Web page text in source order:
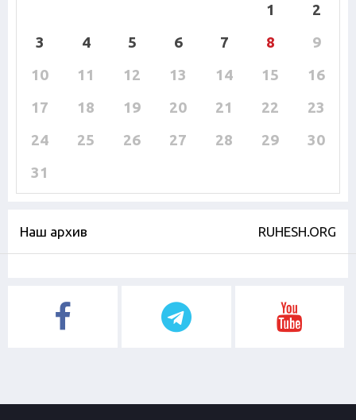
1
2
3
4 5 6 7 8
9
10
11 12 13 14 15
16
17
18 19 20 21 22
23
24
25 26 27 28 29
30
31
Наш архив RUHESH.ORG